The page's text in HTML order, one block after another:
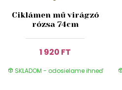
Ciklámen mű virágzó
rózsa 74cm
1 920 FT
SKLADOM - odosielame ihneď